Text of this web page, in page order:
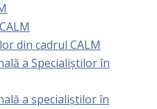
din cadrul CALM
a Specialiștilor în
a specialiştilor în